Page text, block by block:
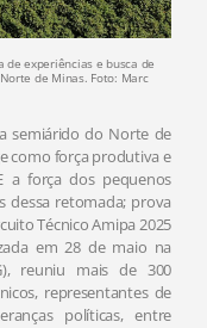
experiências e busca de
de Minas. Foto: Marc
semiárido do Norte de
como força produtiva e
a força dos pequenos
dessa retomada; prova
Técnico Amipa 2025
em 28 de maio na
reuniu mais de 300
representantes de
políticas, entre